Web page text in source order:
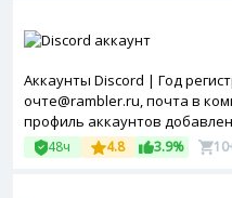
Аккаунты Discord | Год
очте@rambler.ru, почта в
профиль аккаунтов
Зарегистрированы с MIX ip.
48ч 4.8 3.9%